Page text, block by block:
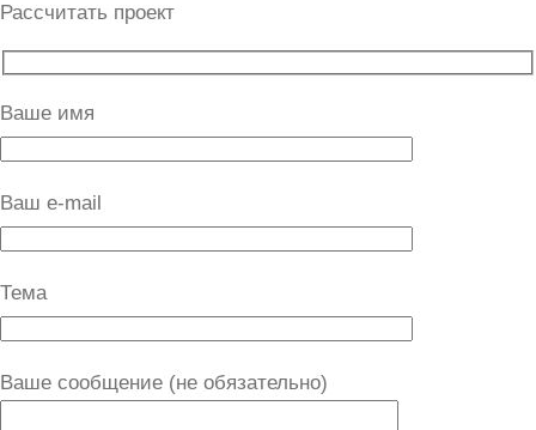
Рассчитать проект
Ваше имя
Ваш e-mail
Тема
Ваше сообщение (не обязательно)